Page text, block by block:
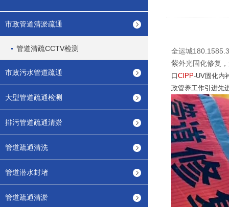
市政管道清淤疏通
管道清疏CCTV检测
市政污水管道疏通
大型管道疏通检测
排污管道疏通清淤
管道疏通清洗
管道潜水封堵
管道疏通清淤
全运城
紫外光固化修复
口CIPP-UV固化内
政管养工作引进先